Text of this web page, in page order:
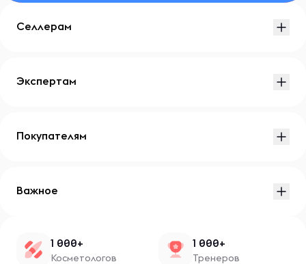
Селлерам
Экспертам
Покупателям
Важное
1 000+
Косметологов
1 000+
Тренеров